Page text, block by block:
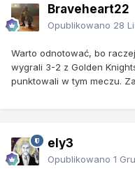
Braveheart22
Opublikowano 28
Warto odnotować, bo
wygrali 3-2 z Golden
punktowali w tym meczu.
ely3
Opublikowano 1